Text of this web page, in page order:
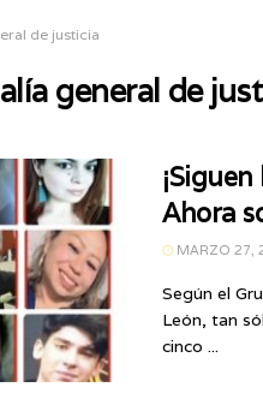
de justicia
general de
Ahora
MARZO 27,
Según el
León, tan
cinco ...